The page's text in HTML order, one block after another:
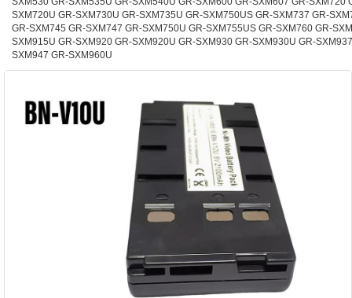
SXM720U GR-SXM730U GR-SXM735U GR-SXM750US GR-SXM737 GR-
GR-SXM745 GR-SXM747 GR-SXM750U GR-SXM755US GR-SXM760 GR-
SXM915U GR-SXM920 GR-SXM920U GR-SXM930 GR-SXM930U GR-
SXM947 GR-SXM960U